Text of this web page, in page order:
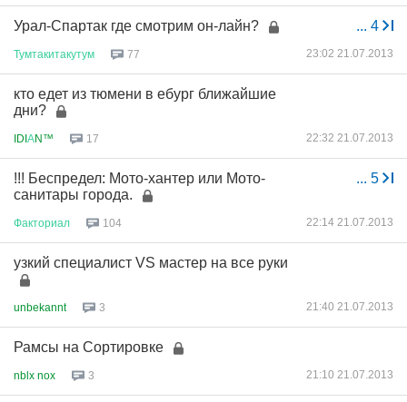
... 4
Урал-Спартак где смотрим он-лайн?
Тумтакитакутум 77 23:02 21.07.2013
кто едет из тюмени в ебург ближайшие
дни?
IDIАN™ 17 22:32 21.07.2013
... 5
!!! Беспредел: Мото-хантер или Мото-
санитары города.
Факториал 104 22:14 21.07.2013
узкий специалист VS мастер на все руки
unbekannt 3 21:40 21.07.2013
Рамсы на Сортировке
nblx nox 3 21:10 21.07.2013